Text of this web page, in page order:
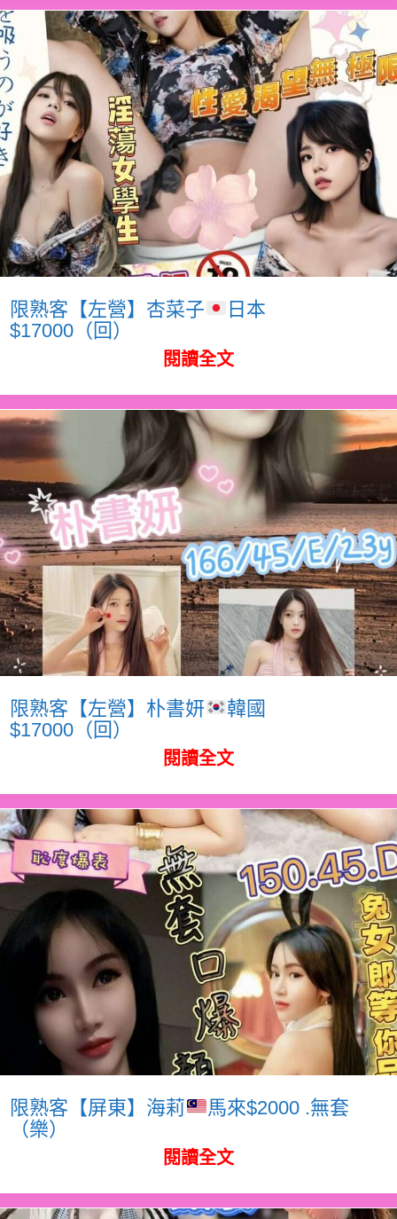
限熟客【左營】杏菜子
日本
$17000（回）
閱讀全文
限熟客【左營】朴書妍
韓國
$17000（回）
閱讀全文
限熟客【屏東】海莉
馬來$2000 .無套
（樂）
閱讀全文